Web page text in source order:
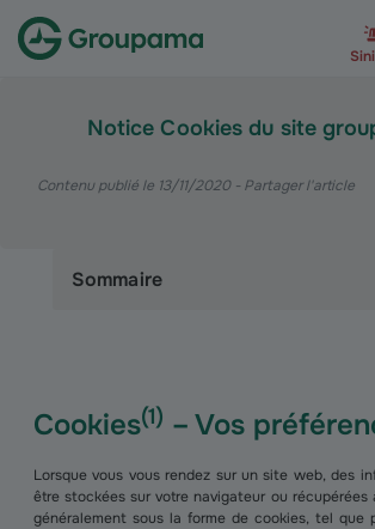
Notice Cookies du site
Contenu publié le 13/11/2020- Partager l'article
Sommaire
Cookies(1) – Vos
Lorsque vous vous rendez sur un site web, des
être stockées sur votre navigateur ou
généralement sous la forme de cookies, tel que